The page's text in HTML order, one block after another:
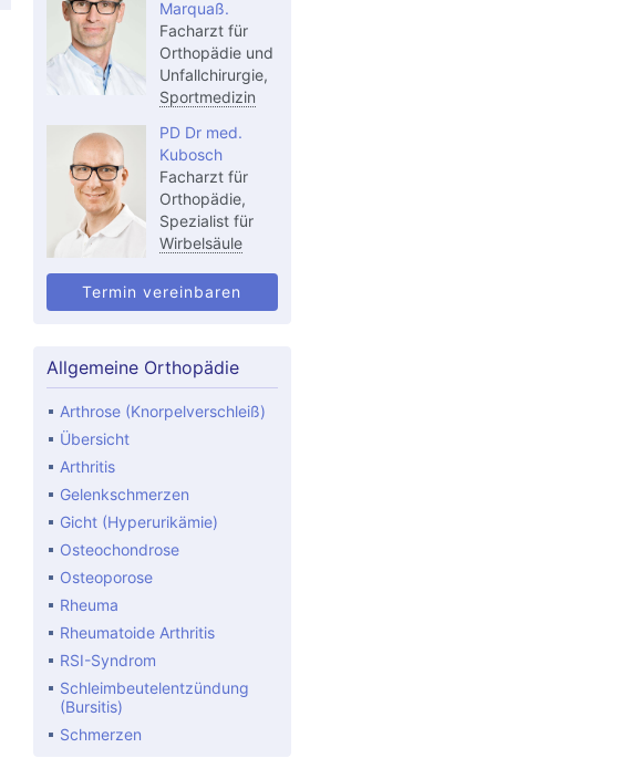
Marquaß.
Facharzt für
Orthopädie und
Unfallchirurgie,
Sportmedizin
PD Dr med.
Kubosch
Facharzt für
Orthopädie,
Spezialist für
Wirbelsäule
Termin vereinbaren
Allgemeine Orthopädie
Arthrose (Knorpelverschleiß)
Übersicht
Arthritis
Gelenkschmerzen
Gicht (Hyperurikämie)
Osteochondrose
Osteoporose
Rheuma
Rheumatoide Arthritis
RSI-Syndrom
Schleimbeutelentzündung
(Bursitis)
Schmerzen